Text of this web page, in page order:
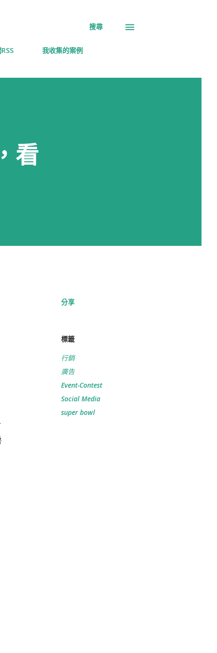
搜尋
我收集的案例
看
分享
標籤
行銷
廣告
Event-Contest
Social Media
super bowl